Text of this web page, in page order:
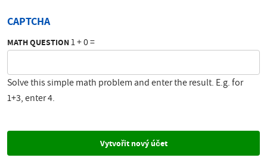
CAPTCHA
MATH QUESTION1 + 0 =
Solve this simple math problem and enter the result. E.g. for
1+3, enter 4.